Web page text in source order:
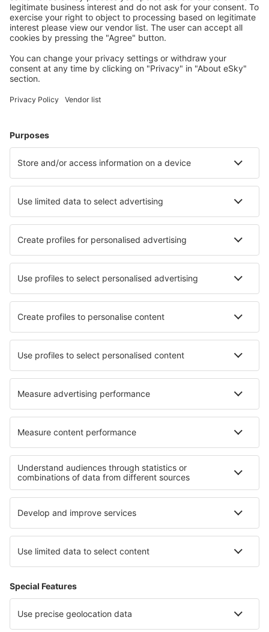
Uživateli eSky nejčastěji hledané ubytování
Ubytování v Německu - Oblíbená města
Ubytování Westerhever Ubytování in Grömitz
Ubytování v Rostocku Ubytování in Neustadt in Holstein
Nejlepší ubytování - města
Ubytování v Huanucu Ubytování in Cloyes-sur-le-Loir
Ubytování in Red Hill South
Ubytování in Saint-Jean-Cap-Ferrat Ubytování in Lugan
Ubytování in Balatonfoldvar Ubytování in Ikhtiman
Ubytování in Allgau Ubytování v Garmisch-Partenkirchenu
Ubytování in Lake Constance Ubytování na Bílém pobřeží
Ubytování v Střední Pováží
Ubytování ve Fernando de Noronha
Ubytování in Sandanski province Ubytování v Maďarsku